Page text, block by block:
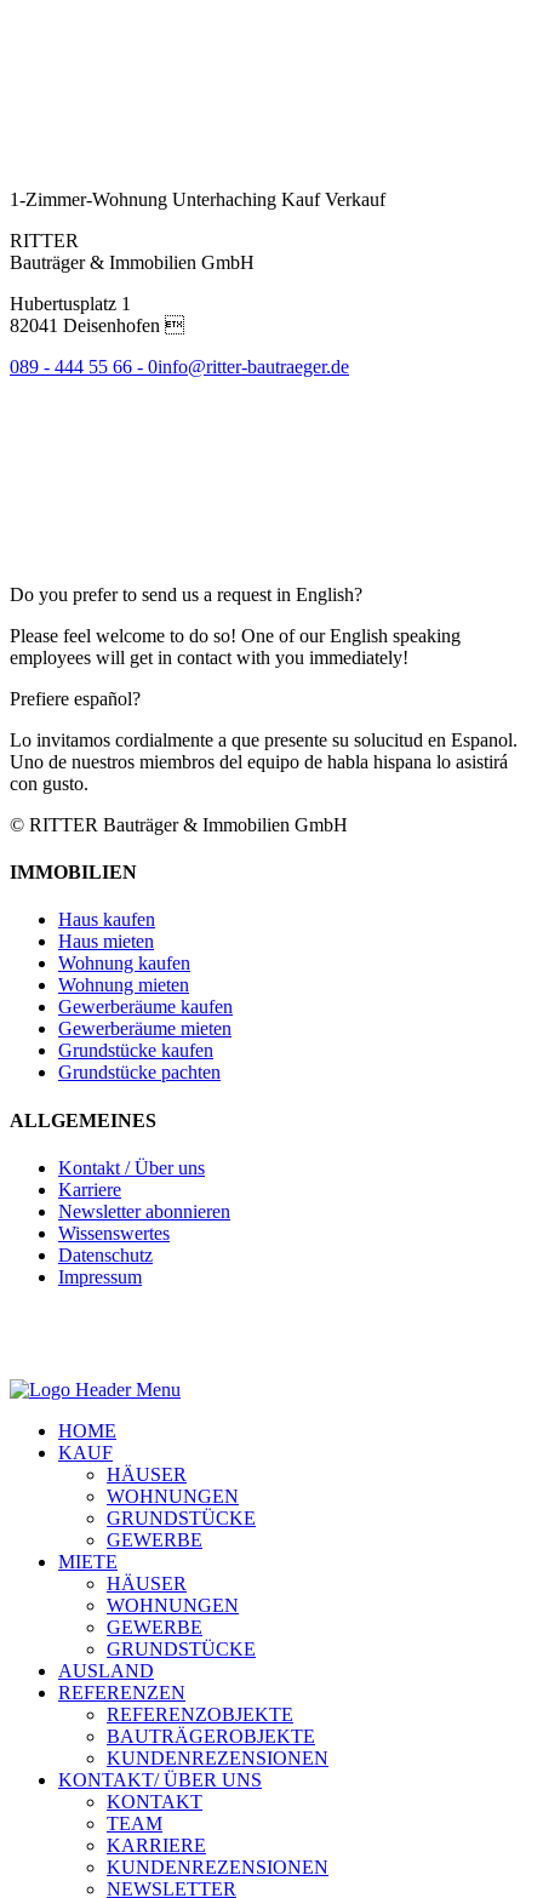
1-Zimmer-Wohnung Unterhaching Kauf Verkauf
RITTER
Bauträger & Immobilien GmbH
Hubertusplatz 1
82041 Deisenhofen 
089 - 444 55 66 - 0info@ritter-bautraeger.de
Do you prefer to send us a request in English?
Please feel welcome to do so! One of our English speaking
employees will get in contact with you immediately!
Prefiere español?
Lo invitamos cordialmente a que presente su solucitud en Espanol.
Uno de nuestros miembros del equipo de habla hispana lo asistirá
con gusto.
© RITTER Bauträger & Immobilien GmbH
IMMOBILIEN
Haus kaufen
Haus mieten
Wohnung kaufen
Wohnung mieten
Gewerberäume kaufen
Gewerberäume mieten
Grundstücke kaufen
Grundstücke pachten
ALLGEMEINES
Kontakt / Über uns
Karriere
Newsletter abonnieren
Wissenswertes
Datenschutz
Impressum
HOME
KAUF
HÄUSER
WOHNUNGEN
GRUNDSTÜCKE
GEWERBE
MIETE
HÄUSER
WOHNUNGEN
GEWERBE
GRUNDSTÜCKE
AUSLAND
REFERENZEN
REFERENZOBJEKTE
BAUTRÄGEROBJEKTE
KUNDENREZENSIONEN
KONTAKT/ ÜBER UNS
KONTAKT
TEAM
KARRIERE
KUNDENREZENSIONEN
NEWSLETTER